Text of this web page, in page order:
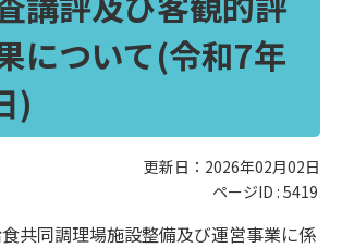
について(令和7年
)
更新日：2026年02月02日
ページID : 5419
共同調理場施設整備及び運営事業に係